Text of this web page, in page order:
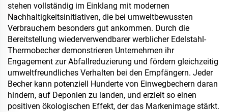
stehen vollständig im Einklang mit modernen
Nachhaltigkeitsinitiativen, die bei umweltbewussten
Verbrauchern besonders gut ankommen. Durch die
Bereitstellung wiederverwendbarer werblicher Edelstahl-
Thermobecher demonstrieren Unternehmen ihr
Engagement zur Abfallreduzierung und fördern gleichzeitig
umweltfreundliches Verhalten bei den Empfängern. Jeder
Becher kann potenziell Hunderte von Einwegbechern daran
hindern, auf Deponien zu landen, und erzielt so einen
positiven ökologischen Effekt, der das Markenimage stärkt.